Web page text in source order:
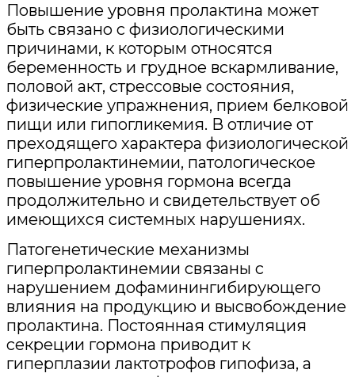
Повышение уровня пролактина может
быть связано с физиологическими
причинами, к которым относятся
беременность и грудное вскармливание,
половой акт, стрессовые состояния,
физические упражнения, прием белковой
пищи или гипогликемия. В отличие от
преходящего характера физиологической
гиперпролактинемии, патологическое
повышение уровня гормона всегда
продолжительно и свидетельствует об
имеющихся системных нарушениях.
Патогенетические механизмы
гиперпролактинемии связаны с
нарушением дофаминингибирующего
влияния на продукцию и высвобождение
пролактина. Постоянная стимуляция
секреции гормона приводит к
гиперплазии лактотрофов гипофиза, а